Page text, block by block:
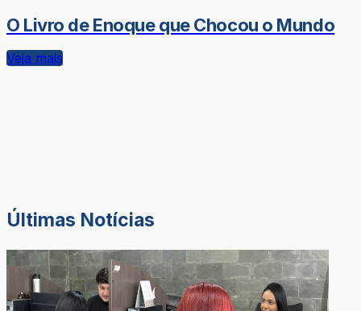
O Livro de Enoque que Chocou o Mundo
Veja mais
Últimas Notícias